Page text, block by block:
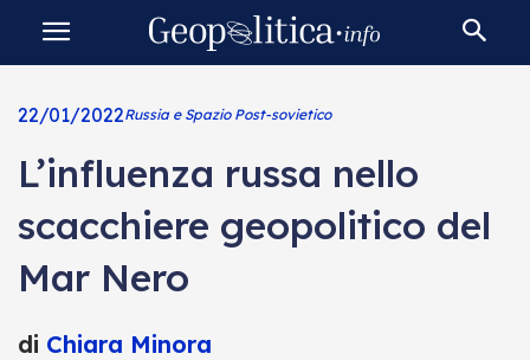
22/01/2022Russia e Spazio Post-sovietico
L’influenza russa nello
scacchiere geopolitico del
Mar Nero
di Chiara Minora